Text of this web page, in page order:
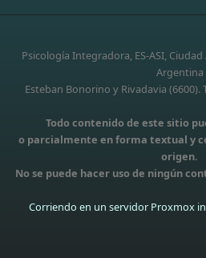
Psicología Integradora, ES-ASI,
Argentina
Esteban Bonorino y Rivadavia (6600).
Todo contenido de este sitio
o parcialmente en forma textual y
origen.
No se puede hacer uso de ningún
Corriendo en un servidor Proxmox